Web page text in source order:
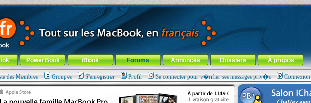
! -Aller au menu de la rubrique
PowerBook iBook Forums Annonces Dossiers À propos
des Membres Groupes S'enregistrer Profil Se connecter pour v�rifier ses messages priv�s Connexion